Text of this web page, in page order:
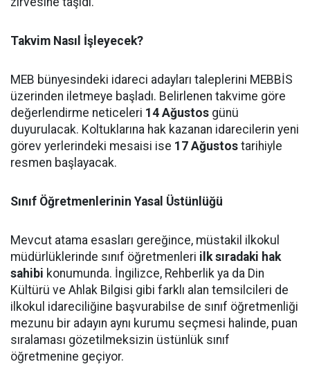
Takvim Nasıl İşleyecek?
MEB bünyesindeki idareci adayları taleplerini MEBBİS
üzerinden iletmeye başladı. Belirlenen takvime göre
değerlendirme neticeleri 14 Ağustos günü
duyurulacak. Koltuklarına hak kazanan idarecilerin yeni
görev yerlerindeki mesaisi ise 17 Ağustos tarihiyle
resmen başlayacak.
Sınıf Öğretmenlerinin Yasal Üstünlüğü
Mevcut atama esasları gereğince, müstakil ilkokul
müdürlüklerinde sınıf öğretmenleri ilk sıradaki hak
sahibi konumunda. İngilizce, Rehberlik ya da Din
Kültürü ve Ahlak Bilgisi gibi farklı alan temsilcileri de
ilkokul idareciliğine başvurabilse de sınıf öğretmenliği
mezunu bir adayın aynı kurumu seçmesi halinde, puan
sıralaması gözetilmeksizin üstünlük sınıf
öğretmenine geçiyor.